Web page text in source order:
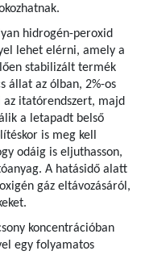
hidrogén-peroxid
lehet elérni, amely a
stabilizált termék
állat az ólban, 2%-os
itatórendszert, majd
a letapadt belső
is meg kell
odáig is eljuthasson,
A hatásidő alatt
gáz eltávozásáról,
koncentrációban
egy folyamatos